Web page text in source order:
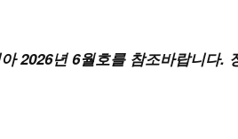
2026년 6월호를 참조바랍니다.